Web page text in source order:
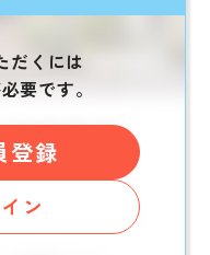
だくには
要です。
登録
ン